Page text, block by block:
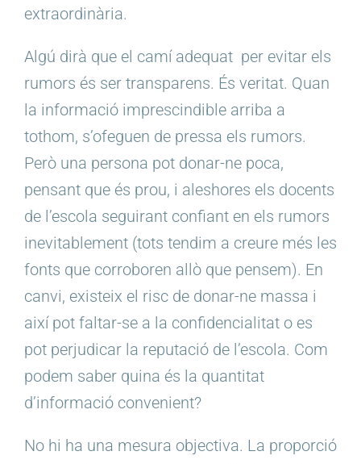
extraordinària.
Algú dirà que el camí adequat per evitar els
rumors és ser transparens. És veritat. Quan
la informació imprescindible arriba a
tothom, s’ofeguen de pressa els rumors.
Però una persona pot donar-ne poca,
pensant que és prou, i aleshores els docents
de l’escola seguirant confiant en els rumors
inevitablement (tots tendim a creure més les
fonts que corroboren allò que pensem). En
canvi, existeix el risc de donar-ne massa i
així pot faltar-se a la confidencialitat o es
pot perjudicar la reputació de l’escola. Com
podem saber quina és la quantitat
d’informació convenient?
No hi ha una mesura objectiva. La proporció